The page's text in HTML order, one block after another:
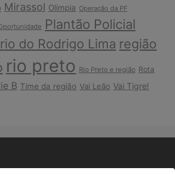
Mirassol Olímpia Operação da PF
Plantão Policial
do Rodrigo Lima região
rio preto Rio Preto e região Rota
B Time da região Vai Leão Vai Tigre!